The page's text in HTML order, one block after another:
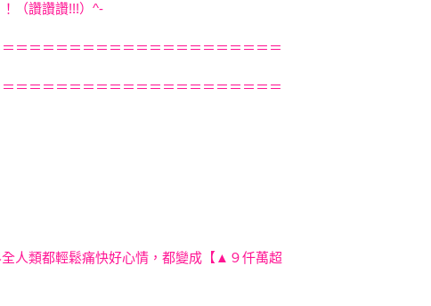
（讚讚讚!!!）^-
＝＝＝＝＝＝＝＝＝＝＝＝＝＝＝＝＝＝＝＝
＝＝＝＝＝＝＝＝＝＝＝＝＝＝＝＝＝＝＝＝
人類都輕鬆痛快好心情，都變成【▲９仟萬超